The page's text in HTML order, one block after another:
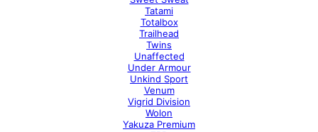
Tatami
Totalbox
Trailhead
Twins
Unaffected
Under Armour
Unkind Sport
Venum
Vigrid Division
Wolon
Yakuza Premium